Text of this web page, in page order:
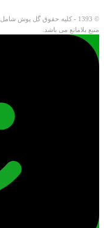
© 1393 - کلیه حقوق گل پوش
منبع بلامانع می باشد.